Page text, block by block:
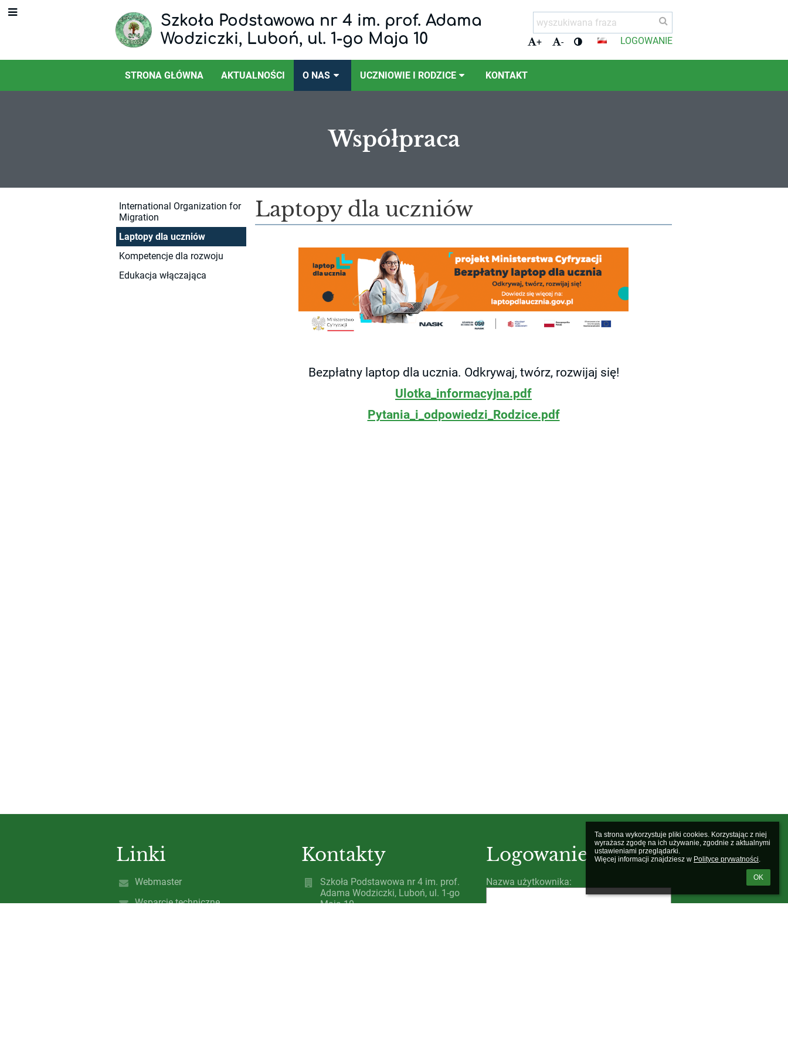
Ta strona wykorzystuje pliki cookies. Korzystając z niej
wyrażasz zgodę na ich używanie, zgodnie z aktualnymi
ustawieniami przeglądarki.
Więcej informacji znajdziesz w Polityce prywatności.
OK
Szkoła Podstawowa nr 4 im. prof. Adama
Wodziczki, Luboń, ul. 1-go Maja 10
+ - LOGOWANIE
STRONA GŁÓWNA AKTUALNOŚCI O NAS UCZNIOWIE I RODZICE KONTAKT
Współpraca
Współpraca
International Organization for
Migration
Laptopy dla uczniów
Kompetencje dla rozwoju
Edukacja włączająca
Laptopy dla uczniów
Bezpłatny laptop dla ucznia. Odkrywaj, twórz, rozwijaj się!
Ulotka_informacyjna.pdf
Pytania_i_odpowiedzi_Rodzice.pdf
Linki
Webmaster
Wsparcie techniczne
Kontakty
Szkoła Podstawowa nr 4 im. prof.
Adama Wodziczki, Luboń, ul. 1-go
Maja 10
Logowanie
Nazwa użytkownika: